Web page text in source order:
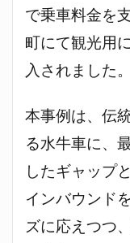
で乗車料金を
町にて観光用
入されました。
本事例は、伝
る水牛車に、
したギャップ
インバウンド
ズに応えつつ